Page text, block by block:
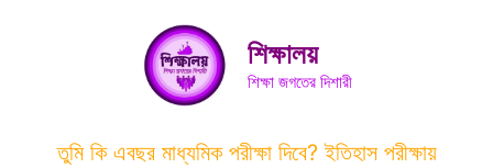
শিক্ষালয়
শিক্ষা জগতের দিশারী
তুমি কি এবছর মাধ্যমিক পরীক্ষা দিবে? ইতিহাস পরীক্ষায়